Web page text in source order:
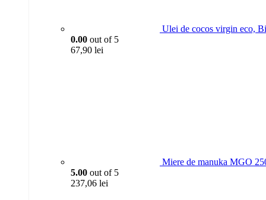
Ulei de cocos virgin eco,
0.00 out of 5
67,90 lei
Miere de manuka MGO
5.00 out of 5
237,06 lei